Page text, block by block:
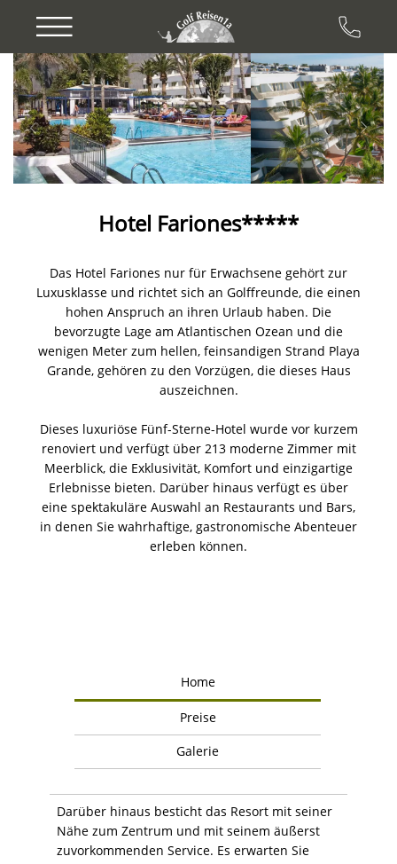
Previous Next
Hotel Fariones*****
Das Hotel Fariones nur für Erwachsene gehört zur
Luxusklasse und richtet sich an Golffreunde, die einen
hohen Anspruch an ihren Urlaub haben. Die
bevorzugte Lage am Atlantischen Ozean und die
wenigen Meter zum hellen, feinsandigen Strand Playa
Grande, gehören zu den Vorzügen, die dieses Haus
auszeichnen.
Dieses luxuriöse Fünf-Sterne-Hotel wurde vor kurzem
renoviert und verfügt über 213 moderne Zimmer mit
Meerblick, die Exklusivität, Komfort und einzigartige
Erlebnisse bieten. Darüber hinaus verfügt es über
eine spektakuläre Auswahl an Restaurants und Bars,
in denen Sie wahrhaftige, gastronomische Abenteuer
erleben können.
Home
Preise
Galerie
Darüber hinaus besticht das Resort mit seiner
Nähe zum Zentrum und mit seinem äußerst
zuvorkommenden Service. Es erwarten Sie